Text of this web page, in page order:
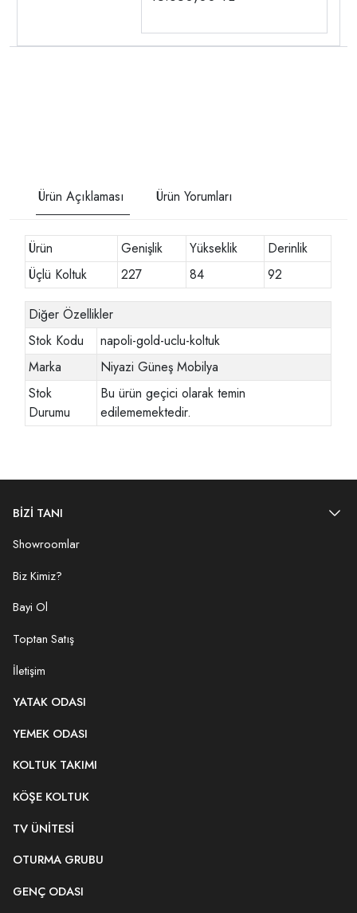
Ürün Açıklaması Ürün Yorumları
Ürün Genişlik Yükseklik
Derinlik
Üçlü Koltuk
227 84 92
Diğer Özellikler
Stok Kodu
napoli-gold-uclu-koltuk
Marka
Niyazi Güneş Mobilya
Stok
Durumu
Bu ürün geçici olarak temin
edilememektedir.
BİZİ TANI
Showroomlar
Biz Kimiz?
Bayi Ol
Toptan Satış
İletişim
YATAK ODASI
YEMEK ODASI
KOLTUK TAKIMI
KÖŞE KOLTUK
TV ÜNITESI
OTURMA GRUBU
GENÇ ODASI